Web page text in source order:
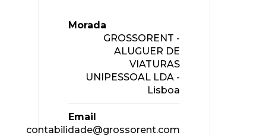
Morada
GROSSORENT -
ALUGUER DE
VIATURAS
UNIPESSOAL LDA -
Lisboa
Email
contabilidade@grossorent.com